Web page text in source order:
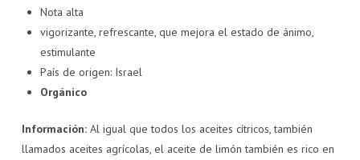
Nota alta
vigorizante, refrescante, que mejora el estado de ánimo,
estimulante
País de origen: Israel
Orgánico
Información: Al igual que todos los aceites cítricos, también
llamados aceites agrícolas, el aceite de limón también es rico en